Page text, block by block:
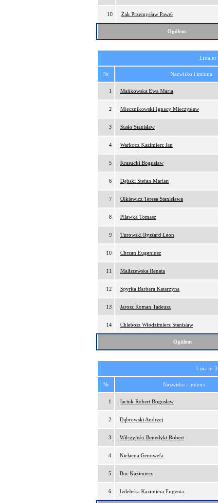
10 Żak Przemysław Paweł
Ogółem
Lista
Nr Nazwisko i imiona
1 Mańkowska Ewa Maria
2 Miecznikowski Ignacy Mieczysław
3 Susło Stanisław
4 Warkocz Kazimierz Jan
5 Krasucki Bogusław
6 Dębski Stefan Marian
7 Olkiewicz Teresa Stanisława
8 Pilawka Tomasz
9 Turowski Ryszard Leon
10 Chrzan Eugeniusz
11 Maliszewska Renata
12 Spyrka Barbara Katarzyna
13 Jarosz Roman Tadeusz
14 Chlebosz Włodzimierz Stanisław
Ogółem
Lista nr
Nr Nazwisko i imiona
1 Jaciuk Robert Bogusław
2 Dąbrowski Andrzej
3 Wilczyński Benedykt Robert
4 Niełacna Genowefa
5 Buc Kazimierz
6 Izdebska Kazimiera Eugenia